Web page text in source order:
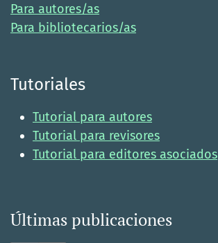
Para autores/as
Para bibliotecarios/as
Tutoriales
Tutorial para autores
Tutorial para revisores
Tutorial para editores asociados
Últimas publicaciones